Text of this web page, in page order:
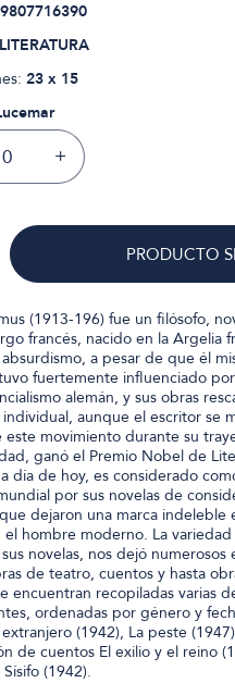
LITERATURA
23 x 15
+
PRODUCTO
(1913-196) fue un filósofo,
francés, nacido en la Argelia
a pesar de que él
fuertemente influenciado
alemán, y sus obras
aunque el escritor se
este movimiento durante su
ganó el Premio Nobel de
día de hoy, es considerado
por sus novelas de
dejaron una marca indeleble
el hombre moderno. La
novelas, nos dejó numerosos
de teatro, cuentos y hasta
encuentran recopiladas varias
ordenadas por género y
extranjero (1942), La peste
de cuentos El exilio y el reino
(1942).